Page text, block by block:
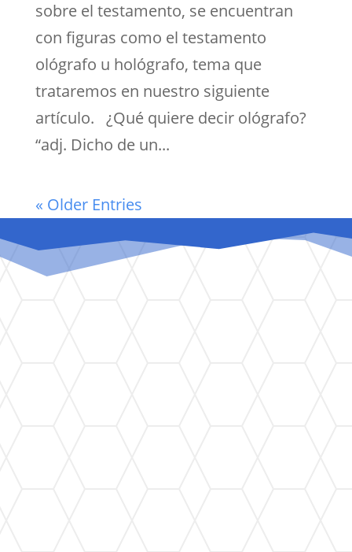
sobre el testamento, se encuentran
con figuras como el testamento
ológrafo u hológrafo, tema que
trataremos en nuestro siguiente
artículo. ¿Qué quiere decir ológrafo?
“adj. Dicho de un...
« Older Entries